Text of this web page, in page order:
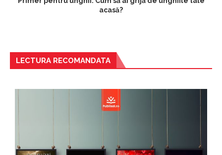
acasă?
LECTURA RECOMANDATA